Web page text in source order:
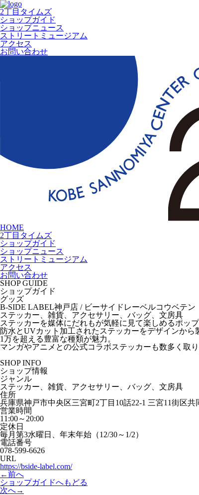
2丁目タイムズ
ショップガイド
ショップニュース
ストリートミュージアム
アクセス
お問い合わせ
HOME
2丁目タイムズ
ショップガイド
ショップニュース
ストリートミュージアム
アクセス
お問い合わせ
SHOP GUIDE
ショップガイド
グッズ
B-SIDE LABEL神戸店 / ビーサイドレーベルコウベテン
ステッカー、雑貨、アクセサリー、バッグ、文房具
ステッカーを媒体にだれもが気軽に見て楽しめるポッ
防水とUVカット加工されたステッカーをデザインから
1万を超える豊富な種類が魅力。
マンガやアニメとの公式コラボステッカーも数多く取り
SHOP INFO
ショップ情報
ジャンル
ステッカー、雑貨、アクセサリー、バッグ、文房具
住所
兵庫県神戸市中央区三宮町2丁目10話22-1 三宮11街区共
営業時間
11:00～20:00
定休日
毎月第3水曜日、年末年始（12/30～1/2）
電話番号
078-599-6626
URL
https://bside-label.com/
←前へ
ショップガイドへもどる
次へ→